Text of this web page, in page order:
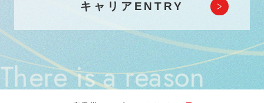
キャリアENTRY
There is a reason
to carry out my heart.